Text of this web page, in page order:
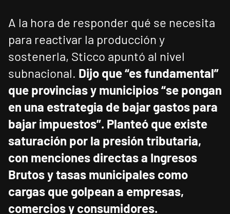
A la hora de responder qué se necesita
para reactivar la producción y
sostenerla, Sticco apuntó al nivel
subnacional. Dijo que “es fundamental”
que provincias y municipios “se pongan
en una estrategia de bajar gastos para
bajar impuestos”. Planteó que existe
saturación por la presión tributaria,
con menciones directas a Ingresos
Brutos y tasas municipales como
cargas que golpean a empresas,
comercios y consumidores.